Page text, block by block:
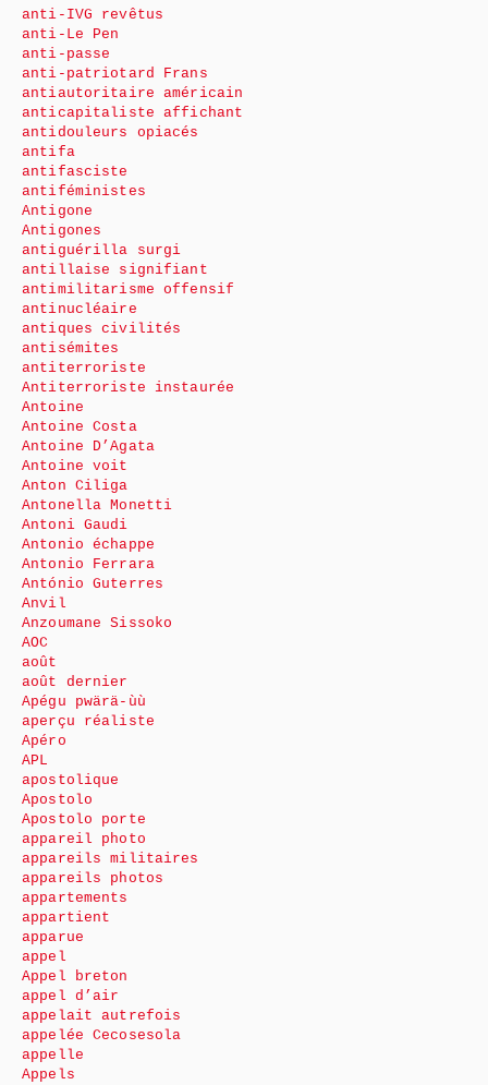
anti-IVG revêtus
anti-Le Pen
anti-passe
anti-patriotard Frans
antiautoritaire américain
anticapitaliste affichant
antidouleurs opiacés
antifa
antifasciste
antiféministes
Antigone
Antigones
antiguérilla surgi
antillaise signifiant
antimilitarisme offensif
antinucléaire
antiques civilités
antisémites
antiterroriste
Antiterroriste instaurée
Antoine
Antoine Costa
Antoine D’Agata
Antoine voit
Anton Ciliga
Antonella Monetti
Antoni Gaudi
Antonio échappe
Antonio Ferrara
António Guterres
Anvil
Anzoumane Sissoko
AOC
août
août dernier
Apégu pwärä-ùù
aperçu réaliste
Apéro
APL
apostolique
Apostolo
Apostolo porte
appareil photo
appareils militaires
appareils photos
appartements
appartient
apparue
appel
Appel breton
appel d’air
appelait autrefois
appelée Cecosesola
appelle
Appels